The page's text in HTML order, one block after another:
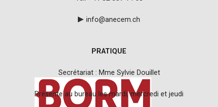
info@anecem.ch
PRATIQUE
Secrétariat : Mme Sylvie Douillet
Présente au bureau les mardi, mercredi et jeudi